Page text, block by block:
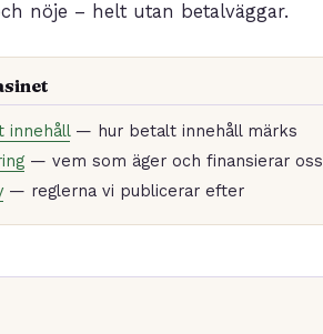
nöje – helt utan betalväggar.
innehåll— hur betalt innehåll märks
— vem som äger och finansierar oss
— reglerna vi publicerar efter